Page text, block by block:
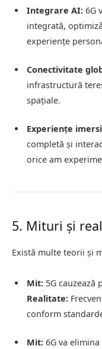
Integrare AI: 6G
integrată,
experiențe
Conectivitate
infrastructură
spațiale.
Experiențe
completă și
orice am
5. Mituri și
Există multe teorii și
Mit: 5G cauzează
Realitate:
conform
Mit: 6G va